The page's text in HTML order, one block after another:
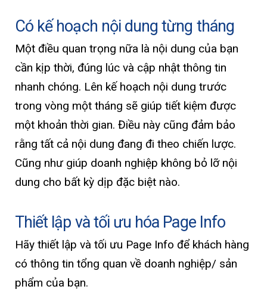
Có kế hoạch nội dung từng tháng
Một điều quan trọng nữa là nội dung của bạn
cần kịp thời, đúng lúc và cập nhật thông tin
nhanh chóng. Lên kế hoạch nội dung trước
trong vòng một tháng sẽ giúp tiết kiệm được
một khoản thời gian. Điều này cũng đảm bảo
rằng tất cả nội dung đang đi theo chiến lược.
Cũng như giúp doanh nghiệp không bỏ lỡ nội
dung cho bất kỳ dịp đặc biệt nào.
Thiết lập và tối ưu hóa Page Info
Hãy thiết lập và tối ưu Page Info để khách hàng
có thông tin tổng quan về doanh nghiệp/ sản
phẩm của bạn.